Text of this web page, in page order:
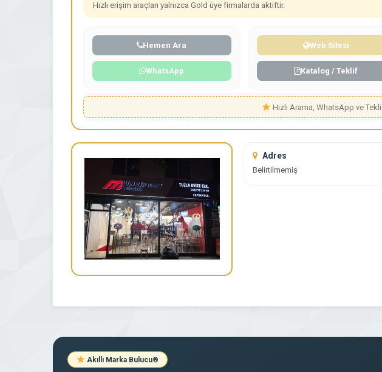
Hızlı erişim araçları yalnızca Gold üye firmalarda aktiftir.
Hemen Ara
WhatsApp
Web Sitesi
Katalog / Teklif
Hızlı Arama, WhatsApp ve
Adres
Belirtilmemiş
Akıllı Marka Bulucu®